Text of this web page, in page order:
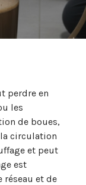
perdre en
les
de boues,
circulation
et peut
est
réseau et de